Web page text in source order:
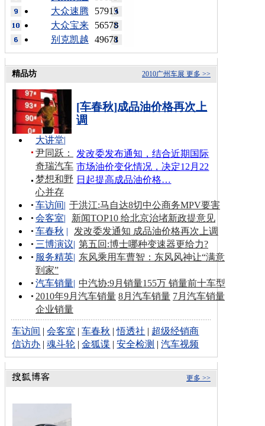
57915
大众速腾
56578
大众宝来
49678
别克凯越
更多 >>
2010广州车展
精品坊
[车春秋]成品油价格再次上
调
发改委发布通知，结合近期国际
市场油价变化情况，决定12月22
日起提高成品油价格…
大讲堂|
尹同跃：
奇瑞汽车
梦想和野
心并存
车访间| 于洪江:马自达8切中公商务MPV要害
会客室|
新闻TOP10 给北京治堵新政提意见
车春秋 |
发改委发通知 成品油价格再次上调
三博演议| 第五回:博士哪种变速器更给力?
服务精英| 东风乘用车曹智：东风风神让“满意
到家”
汽车销量| 中汽协:9月销量155万 销量前十车型
2010年9月汽车销量 8月汽车销量 7月汽车销量
企业销量
车访间 |会客室 |车春秋 |悟透社 | 超级经销商
信访办 |魂斗轮 |金狐谍 |安全检测 |汽车视频
更多 >>